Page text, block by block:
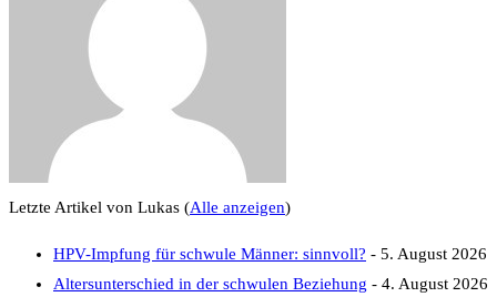
Letzte Artikel von Lukas (Alle anzeigen)
HPV-Impfung für schwule Männer: sinnvoll? - 5. August 2026
Altersunterschied in der schwulen Beziehung - 4. August 2026